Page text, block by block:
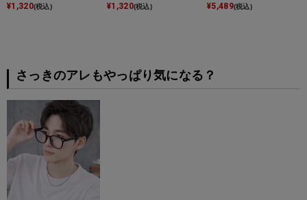
¥1,320(税込)
¥1,320(税込)
¥5,489(税込)
さっきのアレもやっぱり気になる？